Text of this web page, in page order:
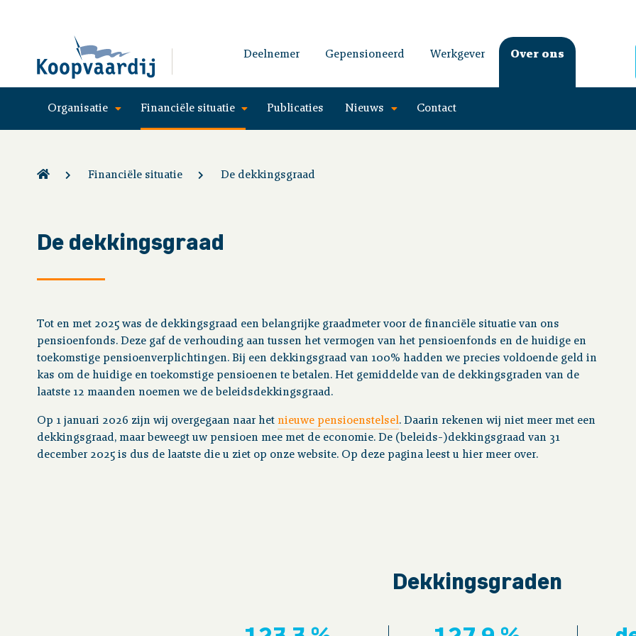
Deelnemer Gepensioneerd Werkgever Over ons
Organisatie Financiële situatie Publicaties Nieuws Contact
Financiële situatie De dekkingsgraad
De dekkingsgraad
Tot en met 2025 was de dekkingsgraad een belangrijke graadmeter voor de financiële situatie van ons
pensioenfonds. Deze gaf de verhouding aan tussen het vermogen van het pensioenfonds en de huidige en
toekomstige pensioenverplichtingen. Bij een dekkingsgraad van 100% hadden we precies voldoende geld in
kas om de huidige en toekomstige pensioenen te betalen. Het gemiddelde van de dekkingsgraden van de
laatste 12 maanden noemen we de beleidsdekkingsgraad.
Op 1 januari 2026 zijn wij overgegaan naar het nieuwe pensioenstelsel. Daarin rekenen wij niet meer met een
dekkingsgraad, maar beweegt uw pensioen mee met de economie. De (beleids-)dekkingsgraad van 31
december 2025 is dus de laatste die u ziet op onze website. Op deze pagina leest u hier meer over.
Dekkingsgraden